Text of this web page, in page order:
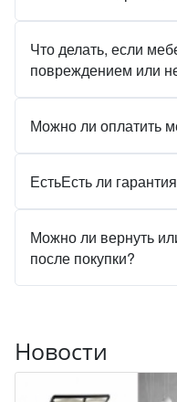
Что делать, если
повреждением или
Можно ли оплатить
ЕстьЕсть ли
Можно ли вернуть
после покупки?
Новости